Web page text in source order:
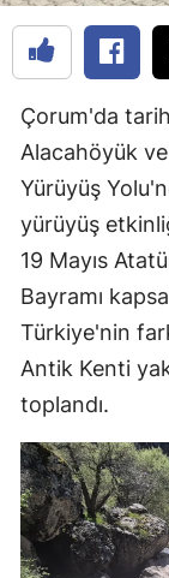
Çorum'da
Alacahöyük
Yürüyüş
yürüyüş
19 Mayıs
Bayramı
Türkiye'nin
Antik Kenti
toplandı.